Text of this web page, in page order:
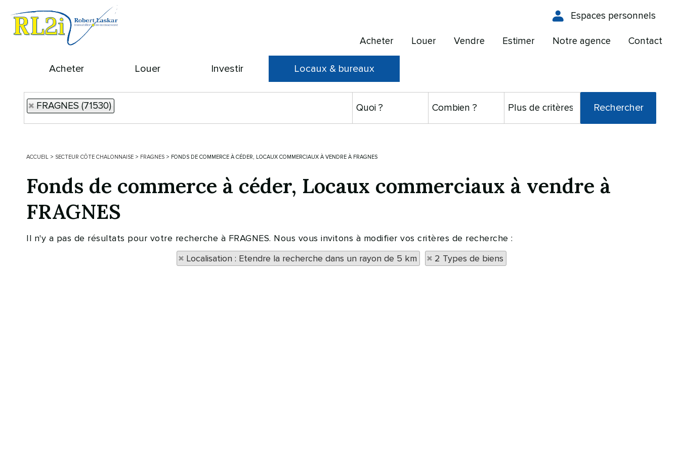
Espaces personnels
Acheter Louer Vendre Estimer Notre agence Contact
Acheter Louer Investir Locaux & bureaux
FRAGNES (71530)
ACCUEIL > SECTEUR CÔTE CHALONNAISE > FRAGNES > FONDS DE COMMERCE À CÉDER, LOCAUX COMMERCIAUX À VENDRE À FRAGNES
Fonds de commerce à céder, Locaux commerciaux à vendre à
FRAGNES
Il n'y a pas de résultats pour votre recherche à FRAGNES. Nous vous invitons à modifier vos critères de recherche :
Localisation : Etendre la recherche dans un rayon de 5 km
2 Types de biens